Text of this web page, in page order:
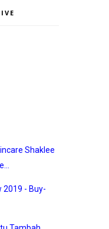
Shaklee
2019 - Buy-